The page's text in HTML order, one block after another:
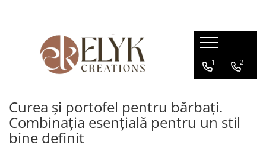
Pentru BARBATI
Portofele barbati
Pentru FEMEI
Genti femei
Rucsacuri femei
1 2
Curea și portofel pentru bărbați.
Combinația esențială pentru un stil
bine definit